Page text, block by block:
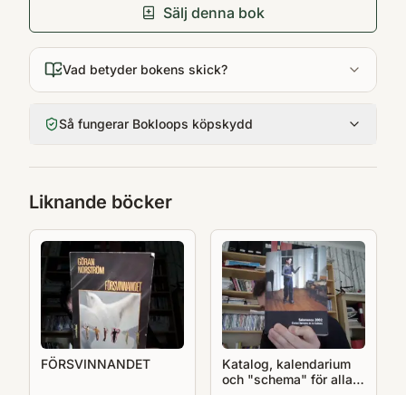
Sälj denna bok
Vad betyder bokens skick?
Så fungerar Bokloops köpskydd
Liknande böcker
FÖRSVINNANDET
Katalog, kalendarium
och "schema" för alla